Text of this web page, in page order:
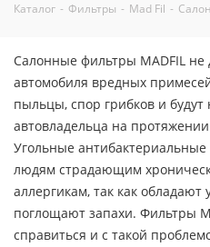
Каталог - Фильтры - Mad Fil -
Салонные фильтры MADFIL не
автомобиля вредных
пыльцы, спор грибков и
автовладельца на
Угольные
людям страдающим
аллергикам, так как
поглощают запахи. Фильтры
справиться и с такой